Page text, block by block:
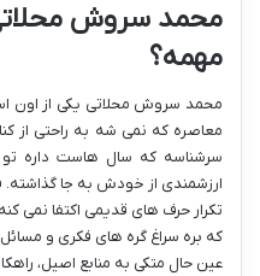
محمد سروش
مهمه؟
محمد سروش محلاتی یکی از اون
معاصره که نمی شه به راحتی از
سرشناسه که سال هاست داره تو
ارزشمندی از خودش به جا
تکرار حرف های قدیمی اکتفا نمی
که بره سراغ گره های فکری و مسائل
عین حال متکی به منابع اصیل،